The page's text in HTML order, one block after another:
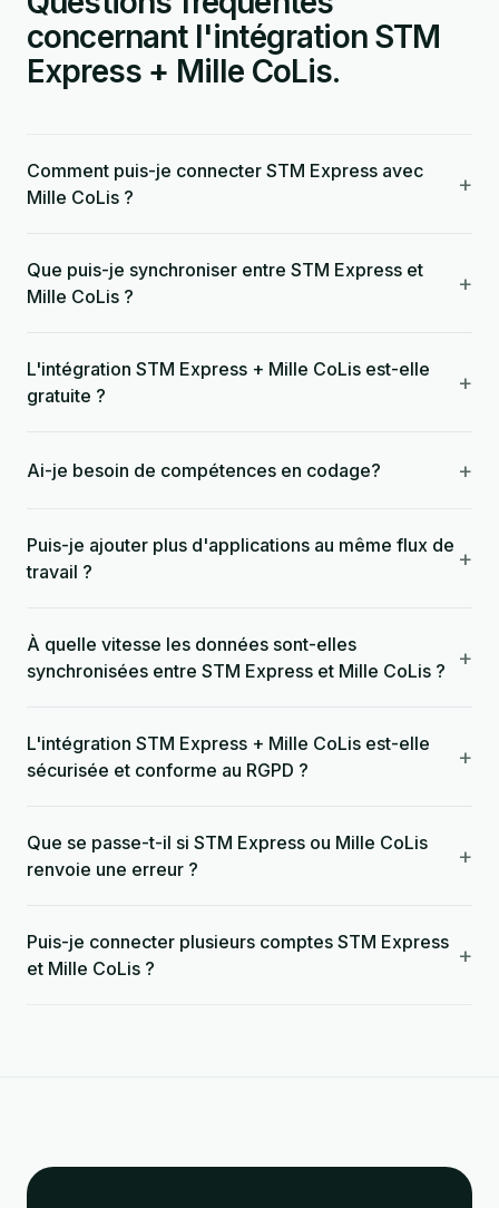
concernant l'intégration STM
Express + Mille CoLis.
Comment puis-je connecter STM Express avec
Mille CoLis ?
+
Que puis-je synchroniser entre STM Express et
Mille CoLis ?
+
L'intégration STM Express + Mille CoLis est-elle
gratuite ?
+
Ai-je besoin de compétences en codage? +
Puis-je ajouter plus d'applications au même flux de
travail ?
+
À quelle vitesse les données sont-elles
synchronisées entre STM Express et Mille CoLis ?
+
L'intégration STM Express + Mille CoLis est-elle
sécurisée et conforme au RGPD ?
+
Que se passe-t-il si STM Express ou Mille CoLis
renvoie une erreur ?
+
Puis-je connecter plusieurs comptes STM Express
et Mille CoLis ?
+